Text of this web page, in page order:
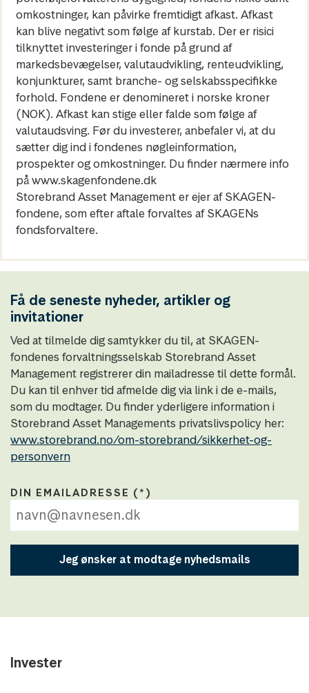
omkostninger, kan påvirke fremtidigt afkast. Afkast
kan blive negativt som følge af kurstab. Der er risici
tilknyttet investeringer i fonde på grund af
markedsbevægelser, valutaudvikling, renteudvikling,
konjunkturer, samt branche- og selskabsspecifikke
forhold. Fondene er denomineret i norske kroner
(NOK). Afkast kan stige eller falde som følge af
valutaudsving. Før du investerer, anbefaler vi, at du
sætter dig ind i fondenes nøgleinformation,
prospekter og omkostninger. Du finder nærmere info
på www.skagenfondene.dk
Storebrand Asset Management er ejer af SKAGEN-
fondene, som efter aftale forvaltes af SKAGENs
fondsforvaltere.
Få de seneste nyheder, artikler og
invitationer
Ved at tilmelde dig samtykker du til, at SKAGEN-
fondenes forvaltningsselskab Storebrand Asset
Management registrerer din mailadresse til dette formål.
Du kan til enhver tid afmelde dig via link i de e-mails,
som du modtager. Du finder yderligere information i
Storebrand Asset Managements privatslivspolicy her:
www.storebrand.no/om-storebrand/sikkerhet-og-
personvern
DIN EMAILADRESSE
Jeg ønsker at modtage nyhedsmails
Invester